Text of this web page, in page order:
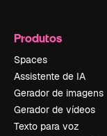
Produtos
Spaces
Assistente de IA
Gerador de imagens
Gerador de vídeos
Texto para voz